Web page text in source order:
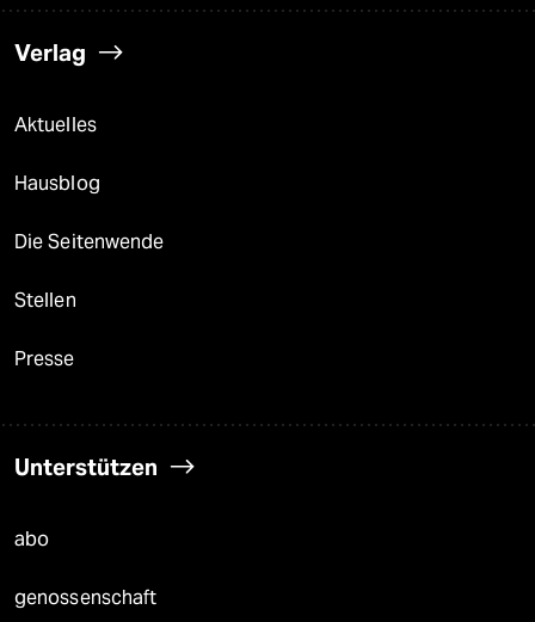
Verlag
Aktuelles
Hausblog
Die Seitenwende
Stellen
Presse
Unterstützen
abo
genossenschaft